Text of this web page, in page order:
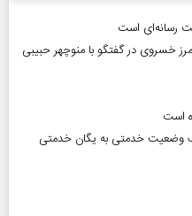
رسانه‌ای است
خسروی در گفتگو با منوچهر حبیبی
است
وضعیت خدمتی به یگان خدمتی